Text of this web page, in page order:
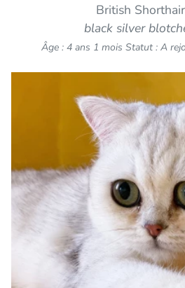
British
black silver
Âge : 4 ans 1 mois Statut : A